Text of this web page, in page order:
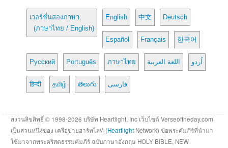
เวอร์ชั่นสองภาษา:
(ภาษาไทย / English)
English 中文 Deutsch
Español Français 한국어
Русский Português ภาษาไทย اللغة العربية اُردو
हिन्दी தமிழ் తెలుగు فارسی
สงวนลิขสิทธิ์ © 1998-2026 บริษัท Heartlight, Inc เว็บไซต์ Verseoftheday.com
เป็นส่วนหนึ่งของ เครือข่ายฮาร์ทไลท์ (Heartlight Network) ข้อพระคัมภีร์ที่นำมา
ใช้มาจากพระคริสตธรรมคัมภีร์ ฉบับภาษาอังกฤษ HOLY BIBLE, NEW